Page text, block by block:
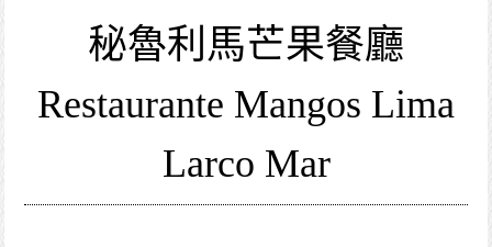
秘魯利馬芒果餐廳
Restaurante Mangos Lima
Larco Mar